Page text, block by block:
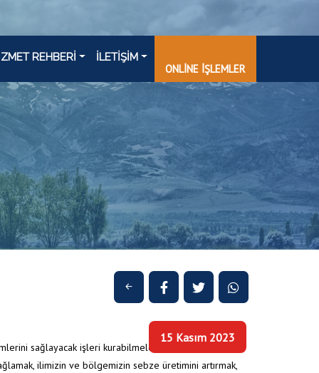
REHBERİ İLETİŞİM
ONLİNE İŞLEMLER
15 Kasım 2023
sağlayacak işleri kurabilmelerinin,
ilimizin ve bölgemizin sebze üretimini artırmak,